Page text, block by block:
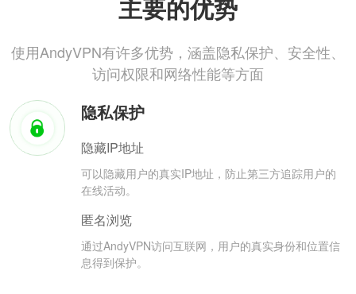
主要的优势
使用AndyVPN有许多优势，涵盖隐私保护、安全性、
访问权限和网络性能等方面
隐私保护
隐藏IP地址
可以隐藏用户的真实IP地址，防止第三方追踪用户的
在线活动。
匿名浏览
通过AndyVPN访问互联网，用户的真实身份和位置信
息得到保护。